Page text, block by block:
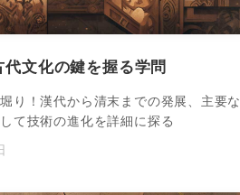
文化の鍵を握る学問
り！漢代から清末までの発展、主要な
て技術の進化を詳細に探る